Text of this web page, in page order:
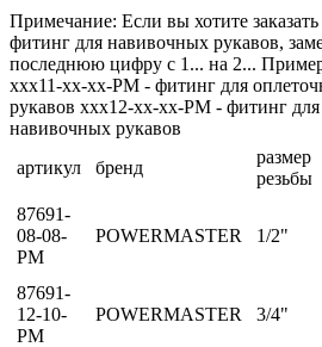
Примечание: Если вы хотите заказать
фитинг для навивочных рукавов,
последнюю цифру с 1... на 2...
xxx11-xx-xx-PM - фитинг для
рукавов xxx12-xx-xx-PM - фитинг для
навивочных рукавов
артикул
бренд
размер
резьбы
87691-
08-08-
PM
POWERMASTER 1/2"
87691-
12-10-
PM
POWERMASTER 3/4"